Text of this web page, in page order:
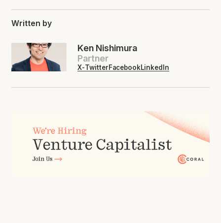
Written by
Ken Nishimura
Partner
X-TwitterFacebookLinkedIn